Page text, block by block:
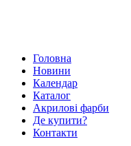
Головна
Новини
Календар
Каталог
Акрилові фарби
Де купити?
Контакти